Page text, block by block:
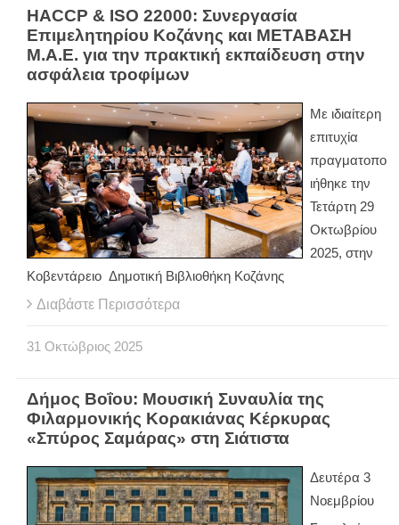
HACCP & ISO 22000: Συνεργασία
Επιμελητηρίου Κοζάνης και MΕΤΑΒΑΣΗ
Μ.Α.Ε. για την πρακτική εκπαίδευση στην
ασφάλεια τροφίμων
Με ιδιαίτερη
επιτυχία
πραγματοπο
ιήθηκε την
Τετάρτη 29
Οκτωβρίου
2025, στην
Κοβεντάρειο Δημοτική Βιβλιοθήκη Κοζάνης
Διαβάστε Περισσότερα
31 Οκτώβριος 2025
Δήμος Βοΐου: Μουσική Συναυλία της
Φιλαρμονικής Κορακιάνας Κέρκυρας
«Σπύρος Σαμάρας» στη Σιάτιστα
Δευτέρα 3
Νοεμβρίου